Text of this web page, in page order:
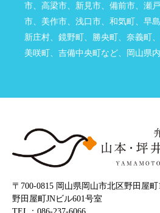
市、高梁市、新見市、備前市、瀬
市、美作市、浅口市、和気町、早
新庄村、鏡野町、勝央町、奈義町
美咲町、吉備中央町など、岡山県
〒700‐0815 岡山県岡山市北区野田屋
野田屋町JNビル601号室